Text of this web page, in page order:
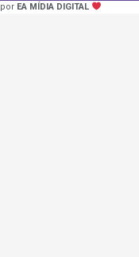
EA MÍDIA DIGITAL